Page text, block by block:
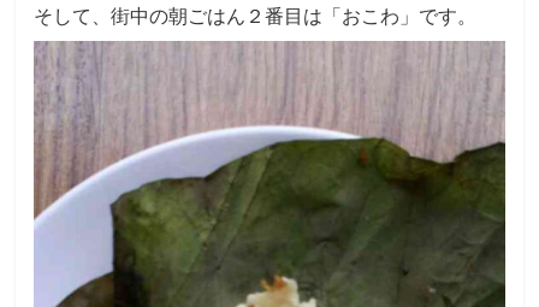
そして、街中の朝ごはん２番目は「おこわ」です。